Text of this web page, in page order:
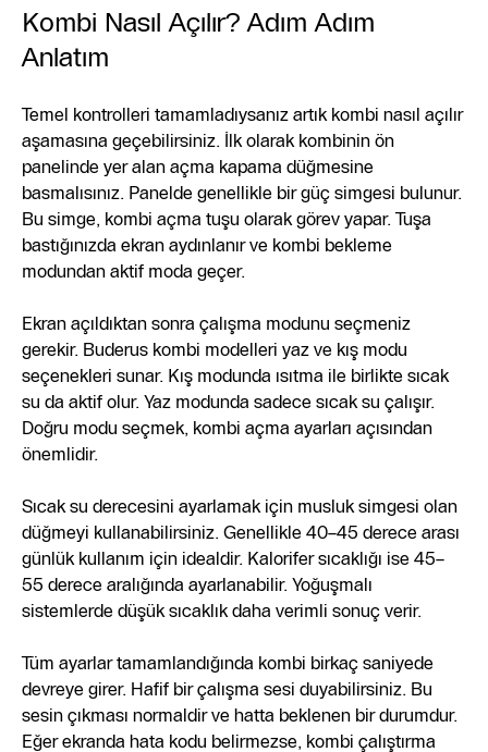
Kombi Nasıl Açılır? Adım Adım
Anlatım
Temel kontrolleri tamamladıysanız artık kombi nasıl açılır
aşamasına geçebilirsiniz. İlk olarak kombinin ön
panelinde yer alan açma kapama düğmesine
basmalısınız. Panelde genellikle bir güç simgesi bulunur.
Bu simge, kombi açma tuşu olarak görev yapar. Tuşa
bastığınızda ekran aydınlanır ve kombi bekleme
modundan aktif moda geçer.
Ekran açıldıktan sonra çalışma modunu seçmeniz
gerekir. Buderus kombi modelleri yaz ve kış modu
seçenekleri sunar. Kış modunda ısıtma ile birlikte sıcak
su da aktif olur. Yaz modunda sadece sıcak su çalışır.
Doğru modu seçmek, kombi açma ayarları açısından
önemlidir.
Sıcak su derecesini ayarlamak için musluk simgesi olan
düğmeyi kullanabilirsiniz. Genellikle 40–45 derece arası
günlük kullanım için idealdir. Kalorifer sıcaklığı ise 45–
55 derece aralığında ayarlanabilir. Yoğuşmalı
sistemlerde düşük sıcaklık daha verimli sonuç verir.
Tüm ayarlar tamamlandığında kombi birkaç saniyede
devreye girer. Hafif bir çalışma sesi duyabilirsiniz. Bu
sesin çıkması normaldir ve hatta beklenen bir durumdur.
Eğer ekranda hata kodu belirmezse, kombi çalıştırma